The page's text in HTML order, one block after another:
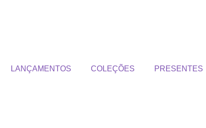
LANÇAMENTOS COLEÇÕES PRESENTES